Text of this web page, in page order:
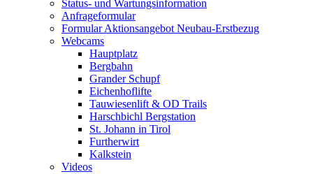
Status- und Wartungsinformation
Anfrageformular
Formular Aktionsangebot Neubau-Erstbezug
Webcams
Hauptplatz
Bergbahn
Grander Schupf
Eichenhoflifte
Tauwiesenlift & OD Trails
Harschbichl Bergstation
St. Johann in Tirol
Furtherwirt
Kalkstein
Videos